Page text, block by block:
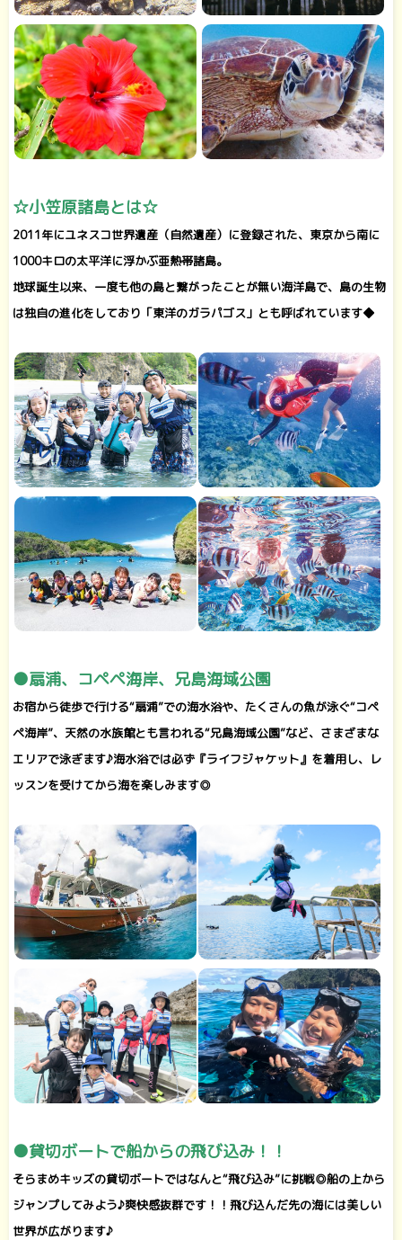
☆小笠原諸島とは☆
2011年にユネスコ世界遺産（自然遺産）に登録された、東京から南に
1000キロの太平洋に浮かぶ亜熱帯諸島。
地球誕生以来、一度も他の島と繋がったことが無い海洋島で、島の生物
は独自の進化をしており「東洋のガラパゴス」とも呼ばれています◆
●扇浦、コペペ海岸、兄島海域公園
お宿から徒歩で行ける“扇浦”での海水浴や、たくさんの魚が泳ぐ“コペ
ペ海岸”、天然の水族館とも言われる“兄島海域公園”など、さまざまな
エリアで泳ぎます♪海水浴では必ず『ライフジャケット』を着用し、レ
ッスンを受けてから海を楽しみます◎
●貸切ボートで船からの飛び込み！！
そらまめキッズの貸切ボートではなんと“飛び込み”に挑戦◎船の上から
ジャンプしてみよう♪爽快感抜群です！！飛び込んだ先の海には美しい
世界が広がります♪